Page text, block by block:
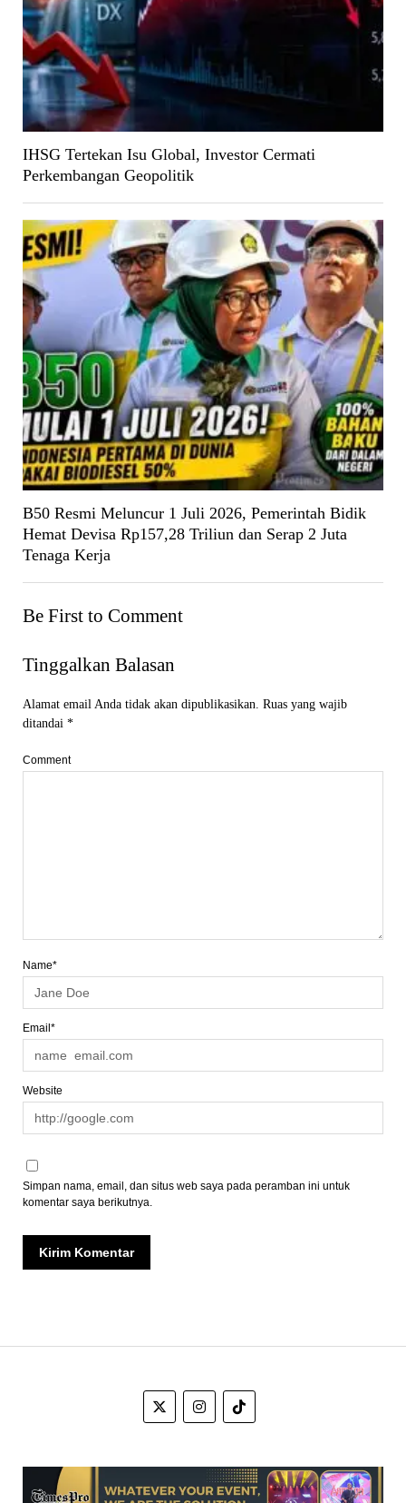
IHSG Tertekan Isu Global, Investor Cermati
Perkembangan Geopolitik
B50 Resmi Meluncur 1 Juli 2026, Pemerintah Bidik
Hemat Devisa Rp157,28 Triliun dan Serap 2 Juta
Tenaga Kerja
Be First to Comment
Tinggalkan Balasan
Alamat email Anda tidak akan dipublikasikan. Ruas yang wajib
ditandai *
Comment
Name*
Email*
Website
Simpan nama, email, dan situs web saya pada peramban ini untuk
komentar saya berikutnya.